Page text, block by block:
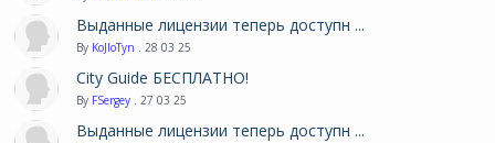
Выданные лицензии теперь доступн ...
By KoJIoTyn . 28 03 25
City Guide БЕСПЛАТНО!
By FSergey . 27 03 25
Выданные лицензии теперь доступн ...